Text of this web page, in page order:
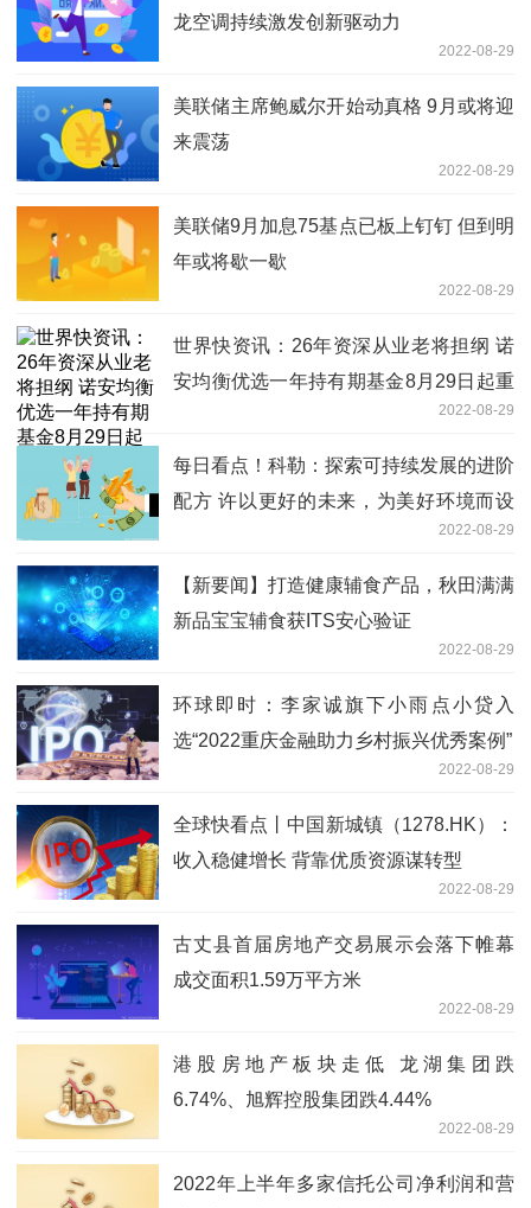
龙空调持续激发创新驱动力
2022-08-29
美联储主席鲍威尔开始动真格 9月或将迎
来震荡
2022-08-29
美联储9月加息75基点已板上钉钉 但到明
年或将歇一歇
2022-08-29
世界快资讯：26年资深从业老将担纲 诺
安均衡优选一年持有期基金8月29日起重
2022-08-29
每日看点！科勒：探索可持续发展的进阶
配方 许以更好的未来，为美好环境而设
2022-08-29
【新要闻】打造健康辅食产品，秋田满满
新品宝宝辅食获ITS安心验证
2022-08-29
环球即时：李家诚旗下小雨点小贷入
选“2022重庆金融助力乡村振兴优秀案例”
2022-08-29
全球快看点丨中国新城镇（1278.HK）：
收入稳健增长 背靠优质资源谋转型
2022-08-29
古丈县首届房地产交易展示会落下帷幕
成交面积1.59万平方米
2022-08-29
港股房地产板块走低 龙湖集团跌
6.74%、旭辉控股集团跌4.44%
2022-08-29
2022年上半年多家信托公司净利润和营